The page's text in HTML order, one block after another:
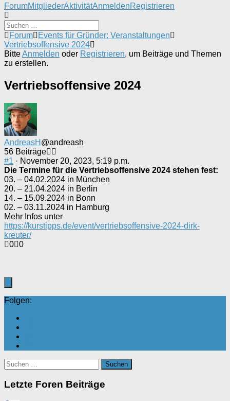
Forum-
Navigation
ForumMitgliederAktivitätAnmeldenRegistrieren
Forum-
Breadcrumbs
-
Du
hier:
Forum
Events für Gründer: Veranstaltungen
Vertriebsoffensive 2024
BitteAnmelden oder Registrieren, um Beiträge und Themen
zu erstellen.
Vertriebsoffensive 2024
AndreasH @andreash
56 Beiträge
#1 · November 20, 2023, 5:19 p.m.
Die Termine für die Vertriebsoffensive 2024 stehen fest:
03. – 04.02.2024 in München
20. – 21.04.2024 in Berlin
14. – 15.09.2024 in Bonn
02. – 03.11.2024 in Hamburg
Mehr Infos unter
https://kurstipps.de/event/vertriebsoffensive-2024-dirk-
kreuter/
Anklicken
unten.
0 Anklicken
0
Folgen:
Suchen
nach:
Letzte Foren Beiträge